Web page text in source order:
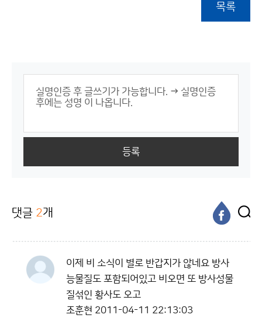
목록
등록
댓글 2개
이제 비 소식이 별로 반갑지가 않네요 방사
능물질도 포함되어있고 비오면 또 방사성물
질섞인 황사도 오고
조훈현 2011-04-11 22:13:03